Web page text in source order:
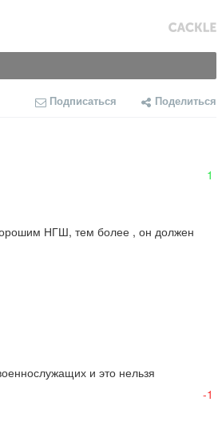
Подписаться Поделиться
1
НГШ, тем более , он должен
и это нельзя
-1